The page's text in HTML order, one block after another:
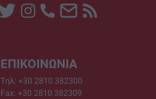
ΕΠΙΚΟΙΝΩΝΙΑ
Τηλ: +30 2810 382300
Fax: +30 2810 382309